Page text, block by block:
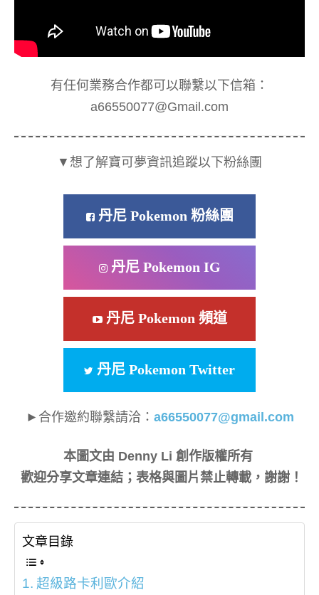
有任何業務合作都可以聯繫以下信箱：
a66550077@Gmail.com
▼想了解寶可夢資訊追蹤以下粉絲團
丹尼 Pokemon 粉絲團
丹尼 Pokemon IG
丹尼 Pokemon 頻道
丹尼 Pokemon Twitter
►合作邀約聯繫請洽： a66550077@gmail.com
本圖文由 Denny Li 創作版權所有
歡迎分享文章連結；表格與圖片禁止轉載，謝謝！
文章目錄
超級路卡利歐介紹